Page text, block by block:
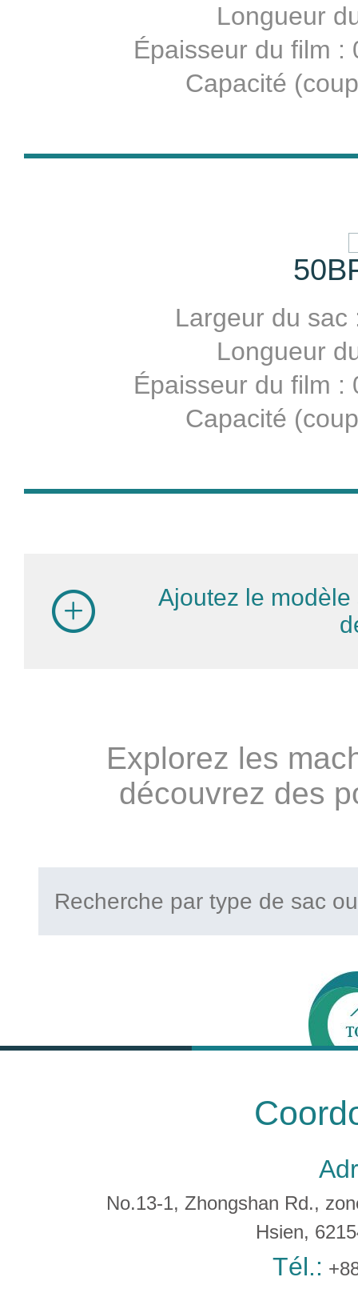
Longueur
Épaisseur du film :
Capacité
Largeur du sac
Longueur
Épaisseur du film :
Capacité
Ajoutez le
Explorez les
découvrez des
No.13-1, Zhongshan Rd.,
Hsien,
Tél.: